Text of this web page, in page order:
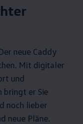
neue Caddy
Mit digitaler
und
er Sie
noch lieber
neue Pläne.